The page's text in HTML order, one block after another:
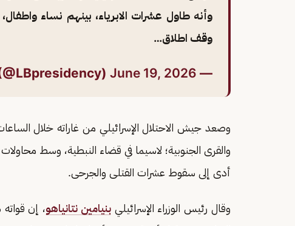
وأنه طاول عشرات الابرياء، بينهم نساء
وقف اطلاق…
— Lebanese Presidency (@LBpresidency)
June 19, 2026
وصعد جيش الاحتلال الإسرائيلي من غاراته خلال
والقرى الجنوبية؛ لاسيما في قضاء النبطية، وسط
أدى إلى سقوط عشرات القتلى والجرحى.
وقال رئيس الوزراء الإسرائيليبنيامين نتانياهو، إن